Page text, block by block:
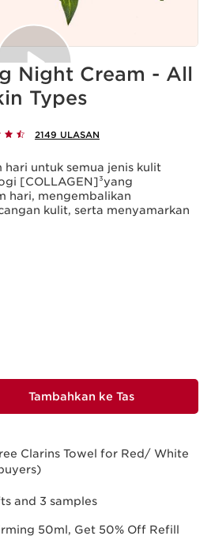
Night Cream - All
Types
2149 ULASAN
untuk semua jenis kulit
[COLLAGEN]³yang
hari, mengembalikan
kulit, serta menyamarkan
Tambahkan ke Tas
Clarins Towel for Red/ White
and 3 samples
50ml, Get 50% Off Refill